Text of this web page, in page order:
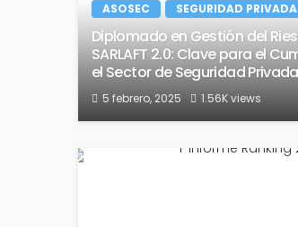
ASOSEC SEGURIDAD PRIVADA
Diplomado en Gestión del
SARLAFT 2.0: Clave para el
el Sector de Seguridad Privada
5 febrero, 2025 1.56K views